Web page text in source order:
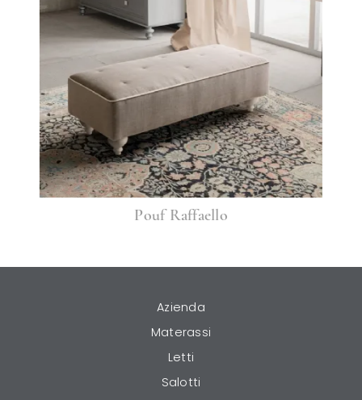
Pouf Raffaello
Azienda
Materassi
Letti
Salotti